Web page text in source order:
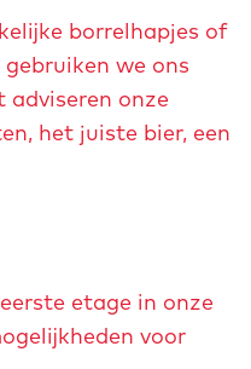
borrelhapjes of
we ons
adviseren onze
het juiste bier, een
etage in onze
voor